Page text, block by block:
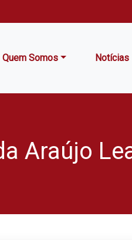
Quem Somos Notícias
Araújo